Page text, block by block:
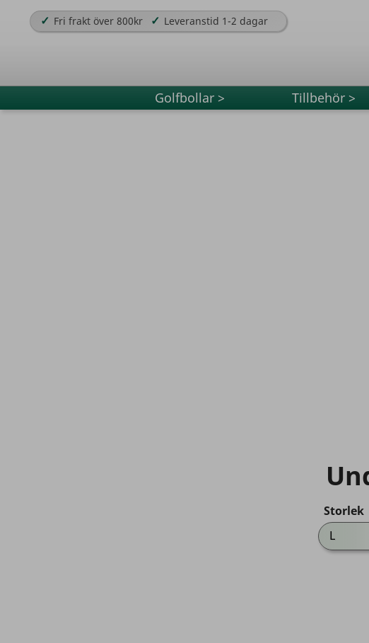
✓ Fri frakt över 800kr ✓ Leveranstid 1-2 dagar
Golfbollar > Tillbehör >
Storlek
L